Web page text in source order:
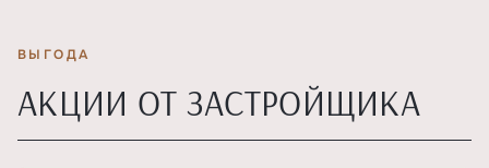
ВЫГОДА
АКЦИИ ОТ ЗАСТРОЙЩИКА